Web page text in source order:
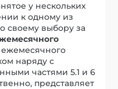
у нескольких
к одному из
своему выбору за
ежемесячного
наряду с
частями 5.1 и 6
представляет